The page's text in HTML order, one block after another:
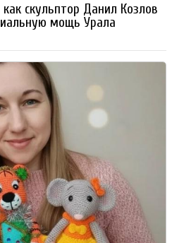
скульптор Данил Козлов
мощь Урала